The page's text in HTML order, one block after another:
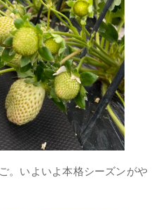
。いよいよ本格シーズンがや